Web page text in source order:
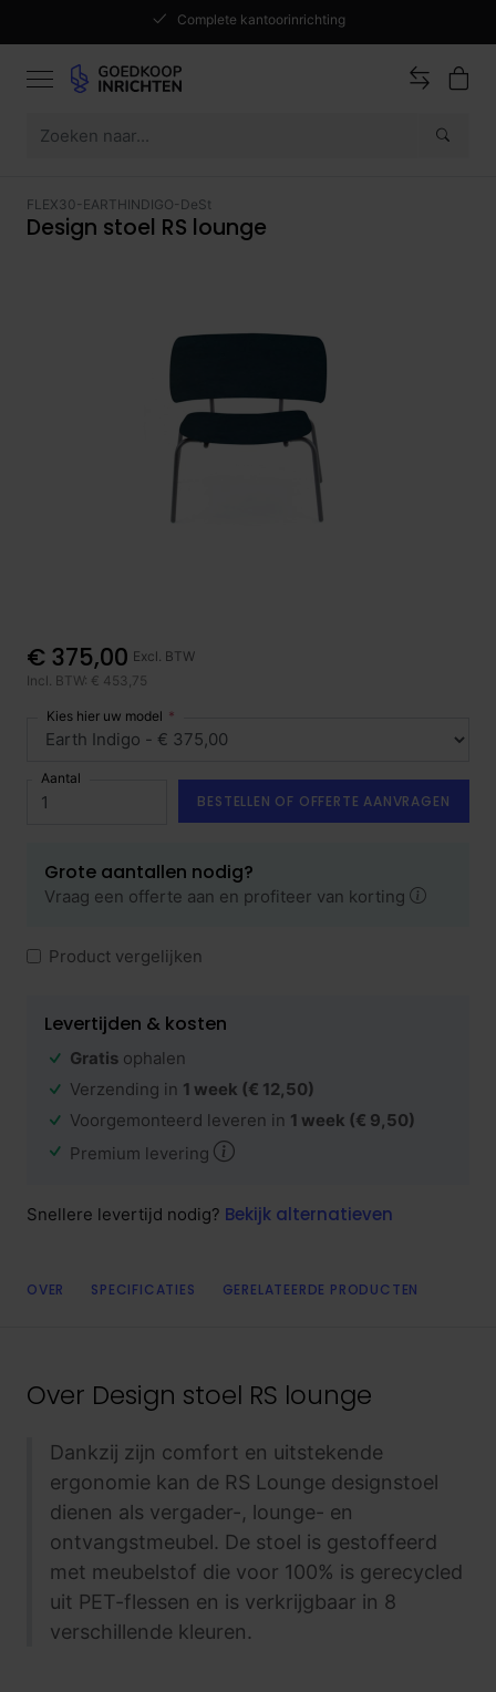
Complete kantoorinrichting
FLEX30-EARTHINDIGO-DeSt
Design stoel RS lounge
€ 375,00 Excl. BTW
Incl. BTW: € 453,75
Kies hier uw model
Aantal
BESTELLEN OF OFFERTE AANVRAGEN
Grote aantallen nodig?
Vraag een offerte aan en profiteer van korting
Product vergelijken
Levertijden & kosten
Gratis ophalen
Verzending in 1 week (€ 12,50)
Voorgemonteerd leveren in 1 week (€ 9,50)
Premium levering
Snellere levertijd nodig? Bekijk alternatieven
OVER SPECIFICATIES GERELATEERDE PRODUCTEN
Over Design stoel RS lounge
Dankzij zijn comfort en uitstekende
ergonomie kan de RS Lounge designstoel
dienen als vergader-, lounge- en
ontvangstmeubel. De stoel is gestoffeerd
met meubelstof die voor 100% is gerecycled
uit PET-flessen en is verkrijgbaar in 8
verschillende kleuren.